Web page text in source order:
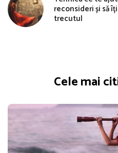
reconsideri și să
trecutul
Cele mai